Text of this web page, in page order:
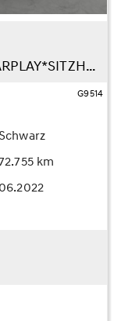
EDITION 30 1.0 T-Gdi *CAM*CARPLAY*SITZHZG*
G9514
km
06.2022